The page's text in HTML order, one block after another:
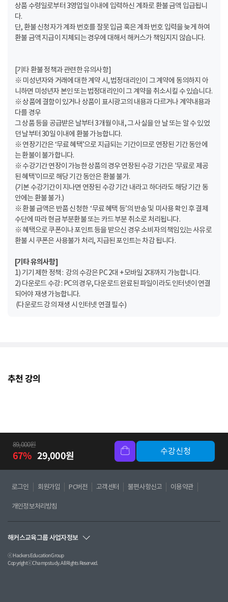
상품 수령일로부터 3영업일 이내에 입력하신 계좌로 환불 금액 입급됩니
다.
단, 환불 신청자가 계좌 번호를 잘못 입금 혹은 계좌 번호 입력을 늦게 하여
환불 금액 지급이 지체되는 경우에 대해서 해커스가 책임지지 않습니다.
[기타 환불 정책과 관련한 유의사항]
※ 미성년자와 거래에 대한 계약 시, 법정대리인이 그 계약에 동의하지 아
니하면 미성년자 본인 또는 법정대리인이 그 계약을 취소시킬 수 있습니다.
※ 상품에 결함이 있거나 상품이 표시광고의 내용과 다르거나 계약내용과
다를 경우
그 상품 등을 공급받은 날부터 3개월 이내, 그 사실을 안 날 또는 알 수 있었
던 날부터 30일 이내에 환불 가능합니다.
※ 연장기간은 ‘무료 혜택’으로 지급되는 기간이므로 연장된 기간 동안에
는 환불이 불가합니다.
※ 수강기간 연장이 가능한 상품의 경우 연장된 수강 기간은 '무료로 제공
된 혜택'이므로 해당 기간 동안은 환불 불가.
(기본 수강기간이 지나면 연장된 수강 기간 내라고 하더라도 해당 기간 동
안에는 환불 불가.)
※ 환불 금액은 반품 신청한 ‘무료 혜택 등’의 반송 및 미사용 확인 후 결제
수단에 따라 현금 부분환불 또는 카드 부분 취소로 처리됩니다.
※ 혜택으로 쿠폰이나 포인트 등을 받으신 경우 소비자의 책임있는 사유로
환불 시 쿠폰은 사용불가 처리, 지급된 포인트는 차감 됩니다.
[기타 유의사항]
1) 기기 제한 정책 : 강의 수강은 PC 2대 + 모바일 2대까지 가능합니다.
2) 다운로드 수강 : PC의 경우, 다운로드 완료된 파일이라도 인터넷이 연결
되어야 재생 가능합니다.
(다운로드 강의 재생 시 인터넷 연결 필수)
추천 강의
89,000원
67% 29,000원 수강신청
로그인 회원가입 PC버전 고객센터 불편사항신고 이용약관
개인정보처리방침
해커스교육그룹 사업자정보
ⓒ Hackers Education Group
CopyrightⓒChampstudy. All Rights Reserved.